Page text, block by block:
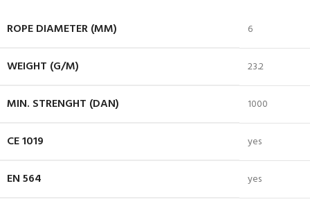
ROPE DIAMETER (MM) 6
WEIGHT (G/M) 23.2
MIN. STRENGHT (DAN) 1000
CE 1019 yes
EN 564 yes